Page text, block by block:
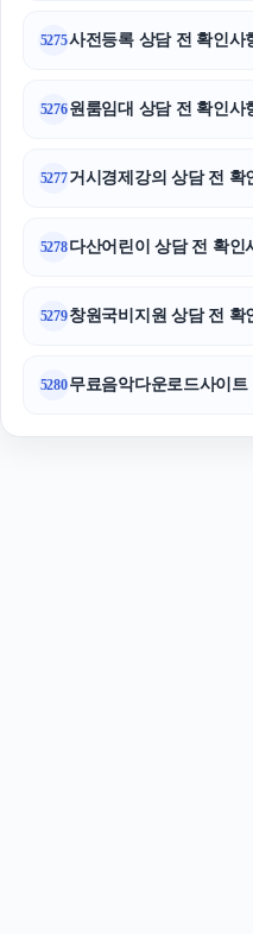
5275사전등록 상담 전 확인사
5276원룸임대 상담 전 확인사
5277거시경제강의 상담 전 확
5278다산어린이 상담 전 확인
5279창원국비지원 상담 전 확
5280무료음악다운로드사이트